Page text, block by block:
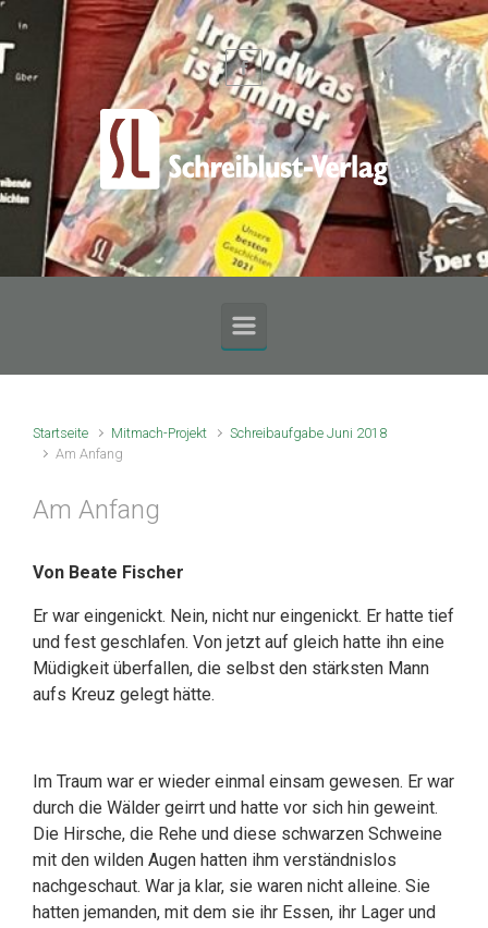
Zum Hauptinhalt springen
Startseite Mitmach-Projekt
Schreibaufgabe Juni 2018
Am Anfang
Am Anfang
Von Beate Fischer
Er war eingenickt. Nein, nicht nur eingenickt. Er hatte tief
und fest geschlafen. Von jetzt auf gleich hatte ihn eine
Müdigkeit überfallen, die selbst den stärksten Mann
aufs Kreuz gelegt hätte.
Im Traum war er wieder einmal einsam gewesen. Er war
durch die Wälder geirrt und hatte vor sich hin geweint.
Die Hirsche, die Rehe und diese schwarzen Schweine
mit den wilden Augen hatten ihm verständnislos
nachgeschaut. War ja klar, sie waren nicht alleine. Sie
hatten jemanden, mit dem sie ihr Essen, ihr Lager und